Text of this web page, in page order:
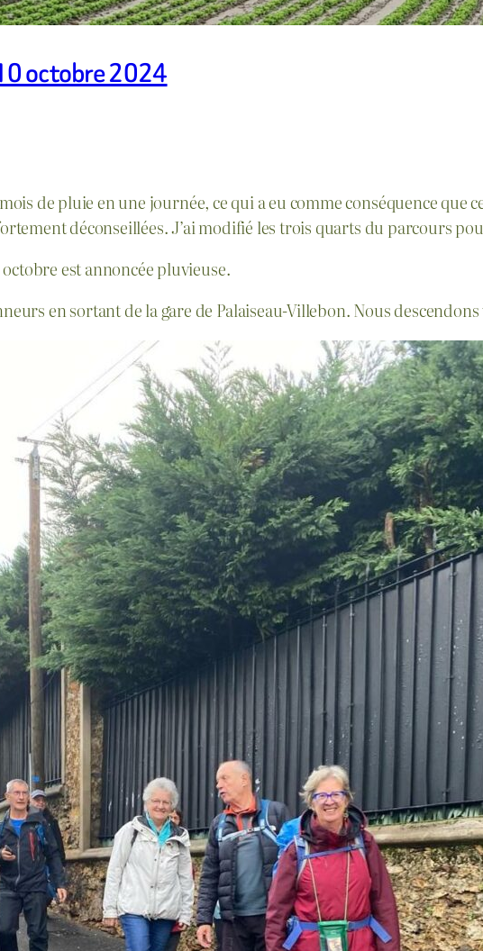
octobre 2024
de pluie en une journée, ce qui a eu comme conséquence
déconseillées. J’ai modifié les trois quarts du parcours
est annoncée pluvieuse.
en sortant de la gare de Palaiseau-Villebon. Nous descendons